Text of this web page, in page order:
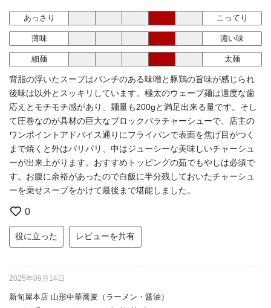
あっさり こってり
薄味 濃い味
細麺 太麺
背脂の浮いたスープはパンチのある味噌󠄀と豚鶏の旨味が感じられ
後味は以外とスッキリしています。極太のウェーブ麺は適度な歯
応えとモチモチ感があり、麺量も200gと満足出来る量です。そし
て圧巻なのが具材の巨大なブロックバラチャーシューで、店主の
ワンポイントアドバイス通りにフライパンで表面を焦げ目がつく
まで焼くと外はパリパリ、中はジューシーな美味しいチャーシュ
ーが出来上がります。おすすめトッピングの茹でもやしは必須で
す。お腹に余裕があったので白飯に半分残しておいたチャーシュ
ーを乗せスープをかけて最後まで堪能しました。
0
役に立った レビューを共有
2025年09月14日
新旬屋本店 山形中華蕎麦（ラーメン・醤油）